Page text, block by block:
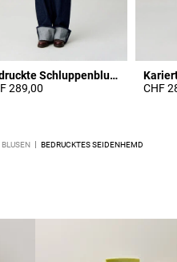
Bedruckte Schluppenbluse
289,00
CHF
BEDRUCKTES SEIDENHEMD